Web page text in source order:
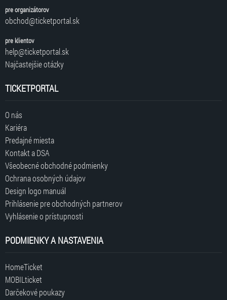
pre organizátorov
obchod@ticketportal.sk
pre klientov
help@ticketportal.sk
Najčastejšie otázky
TICKETPORTAL
O nás
Kariéra
Predajné miesta
Kontakt a DSA
Všeobecné obchodné podmienky
Ochrana osobných údajov
Design logo manuál
Prihlásenie pre obchodných partnerov
Vyhlásenie o prístupnosti
PODMIENKY A NASTAVENIA
HomeTicket
MOBILticket
Darčekové poukazy